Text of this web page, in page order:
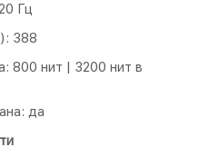
Гц
388
800 нит | 3200 нит в
да